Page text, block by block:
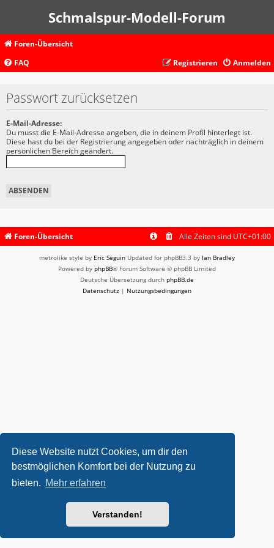
Diese Website nutzt Cookies, um dir den
bestmöglichen Komfort bei der Nutzung zu
bieten. Mehr erfahren
Verstanden!
Schmalspur-Modell-Forum
Foren-Übersicht
FAQ
Anmelden
Registrieren
Passwort zurücksetzen
E-Mail-Adresse:
Du musst die E-Mail-Adresse angeben, die in deinem Profil hinterlegt ist.
Diese hast du bei der Registrierung angegeben oder nachträglich in deinem
persönlichen Bereich geändert.
Foren-Übersicht Alle Zeiten sind UTC+01:00
metrolike style by Eric Seguin Updated for phpBB3.3 by Ian Bradley
Powered by phpBB® Forum Software © phpBB Limited
Deutsche Übersetzung durch phpBB.de
Datenschutz | Nutzungsbedingungen